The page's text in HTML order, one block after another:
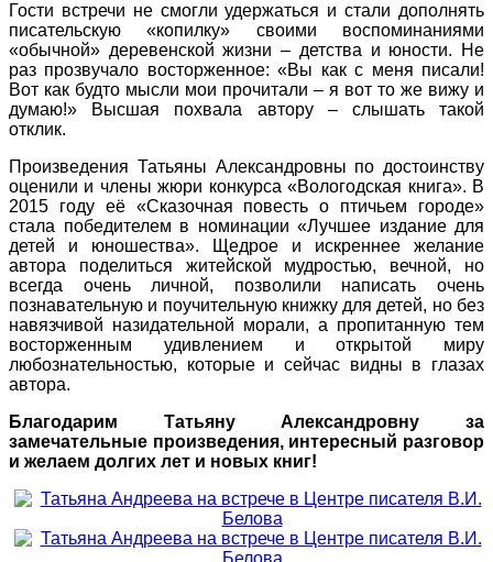
Гости встречи не смогли удержаться и стали дополнять
писательскую «копилку» своими воспоминаниями
«обычной» деревенской жизни – детства и юности. Не
раз прозвучало восторженное: «Вы как с меня писали!
Вот как будто мысли мои прочитали – я вот то же вижу и
думаю!» Высшая похвала автору – слышать такой
отклик.
Произведения Татьяны Александровны по достоинству
оценили и члены жюри конкурса «Вологодская книга». В
2015 году её «Сказочная повесть о птичьем городе»
стала победителем в номинации «Лучшее издание для
детей и юношества». Щедрое и искреннее желание
автора поделиться житейской мудростью, вечной, но
всегда очень личной, позволили написать очень
познавательную и поучительную книжку для детей, но без
навязчивой назидательной морали, а пропитанную тем
восторженным удивлением и открытой миру
любознательностью, которые и сейчас видны в глазах
автора.
Благодарим Татьяну Александровну за
замечательные произведения, интересный разговор
и желаем долгих лет и новых книг!